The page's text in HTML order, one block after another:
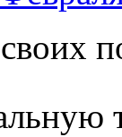
своих